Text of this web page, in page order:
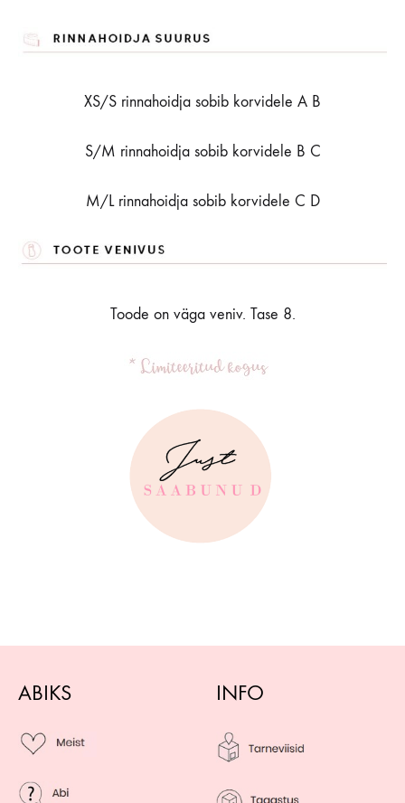
XS/S rinnahoidja sobib korvidele A B
S/M rinnahoidja sobib korvidele B C
M/L rinnahoidja sobib korvidele C D
Toode on väga veniv. Tase 8.
ABIKS INFO